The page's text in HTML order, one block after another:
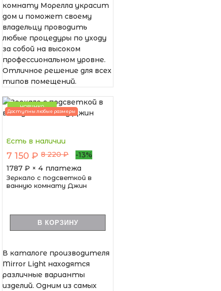
комнату Морелла украсит
дом и поможет своему
владельцу проводить
любые процедуры по уходу
за собой на высоком
профессиональном уровне.
Отличное решение для всех
типов помещений.
НОВИНКА
Доступны любые размеры
Есть в наличии
7 150 ₽ 8 220 ₽
-13%
1787 ₽ × 4 платежа
Зеркало с подсветкой в
ванную комнату Джин
В КОРЗИНУ
В каталоге производителя
Mirror Light находятся
различные варианты
изделий. Одним из самых